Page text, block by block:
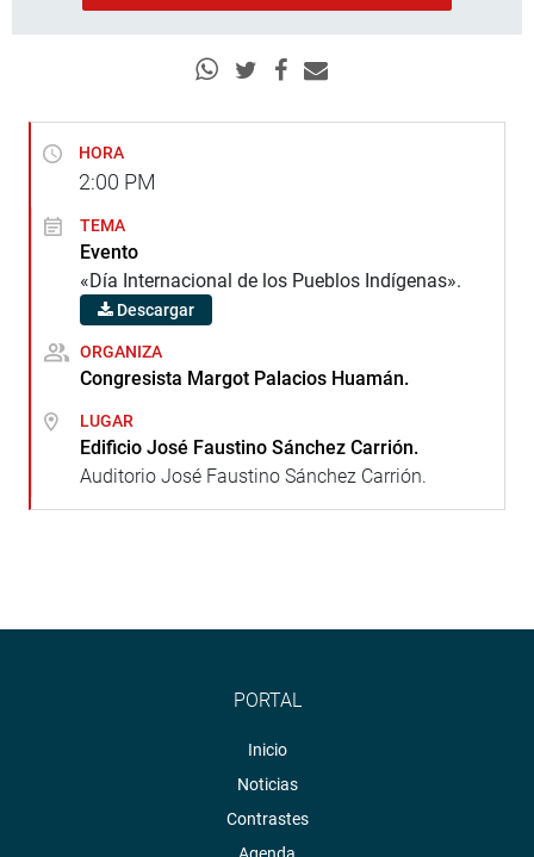
HORA
2:00 PM
TEMA
Evento
«Día Internacional de los Pueblos Indígenas».
Descargar
ORGANIZA
Congresista Margot Palacios Huamán.
LUGAR
Edificio José Faustino Sánchez Carrión.
Auditorio José Faustino Sánchez Carrión.
PORTAL
Inicio
Noticias
Contrastes